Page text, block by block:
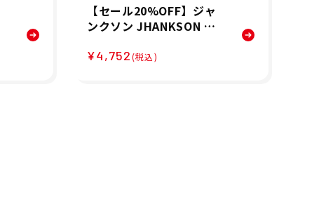
【セール20%OFF】ジャ
ンクソン JHANKSON ベ
ール ウェア 半袖 Tシャツ
¥4,752(税込)